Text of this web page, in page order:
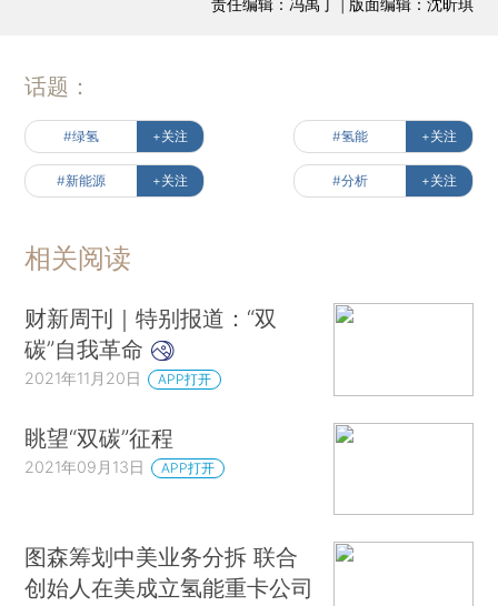
话题：
#绿氢 +关注 #氢能 +关注
#新能源 +关注 #分析 +关注
相关阅读
财新周刊｜特别报道：“双
碳”自我革命
2021年11月20日 APP打开
眺望“双碳”征程
2021年09月13日 APP打开
图森筹划中美业务分拆 联合
创始人在美成立氢能重卡公司